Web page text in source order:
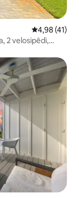
Vidējais
4,98 (41)
2 velosipēdi,